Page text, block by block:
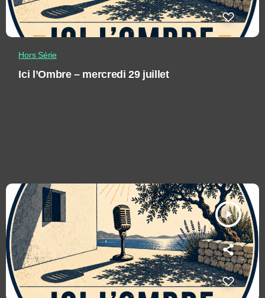
Hors Série
Ici l’Ombre – mercredi 29 juillet
play_arrow